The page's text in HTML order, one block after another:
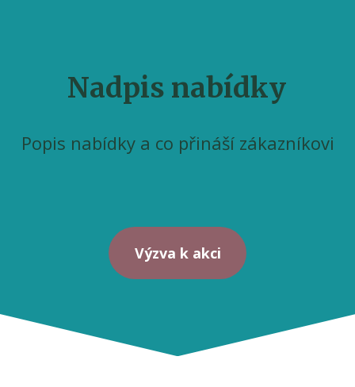
Nadpis nabídky
Popis nabídky a co přináší zákazníkovi
Výzva k akci